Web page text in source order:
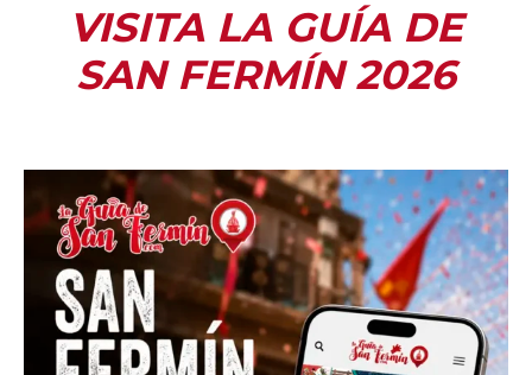
VISITA LA GUÍA DE
SAN FERMÍN 2026